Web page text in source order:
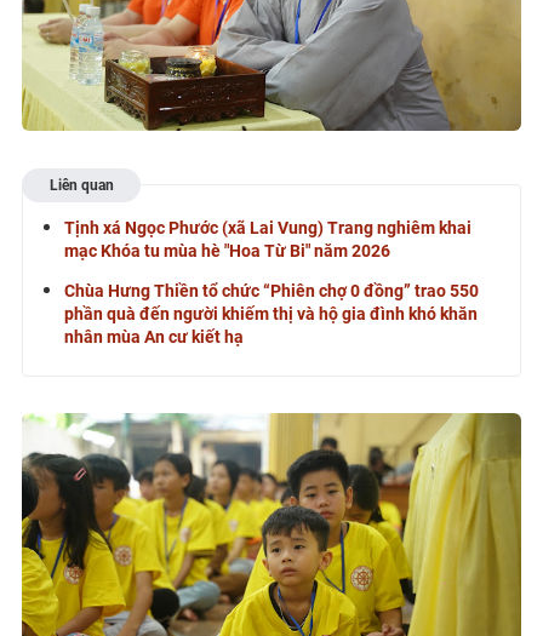
Liên quan
Tịnh xá Ngọc Phước (xã Lai Vung) Trang nghiêm khai
mạc Khóa tu mùa hè "Hoa Từ Bi" năm 2026
Chùa Hưng Thiền tổ chức “Phiên chợ 0 đồng” trao 550
phần quà đến người khiếm thị và hộ gia đình khó khăn
nhân mùa An cư kiết hạ